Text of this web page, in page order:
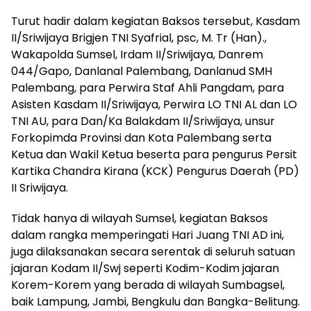
Turut hadir dalam kegiatan Baksos tersebut, Kasdam
II/Sriwijaya Brigjen TNI Syafrial, psc, M. Tr (Han).,
Wakapolda Sumsel, Irdam II/Sriwijaya, Danrem
044/Gapo, Danlanal Palembang, Danlanud SMH
Palembang, para Perwira Staf Ahli Pangdam, para
Asisten Kasdam II/Sriwijaya, Perwira LO TNI AL dan LO
TNI AU, para Dan/Ka Balakdam II/Sriwijaya, unsur
Forkopimda Provinsi dan Kota Palembang serta
Ketua dan Wakil Ketua beserta para pengurus Persit
Kartika Chandra Kirana (KCK) Pengurus Daerah (PD)
II Sriwijaya.
Tidak hanya di wilayah Sumsel, kegiatan Baksos
dalam rangka memperingati Hari Juang TNI AD ini,
juga dilaksanakan secara serentak di seluruh satuan
jajaran Kodam II/Swj seperti Kodim-Kodim jajaran
Korem-Korem yang berada di wilayah Sumbagsel,
baik Lampung, Jambi, Bengkulu dan Bangka-Belitung.